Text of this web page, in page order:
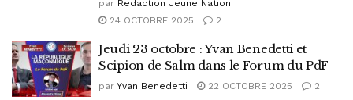
par Redaction Jeune Nation
24 OCTOBRE 2025
2
Jeudi 23 octobre : Yvan Benedetti et
Scipion de Salm dans le Forum du PdF
par Yvan Benedetti 22 OCTOBRE 2025 2